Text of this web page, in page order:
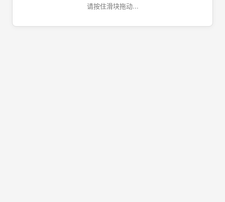
请按住滑块拖动...